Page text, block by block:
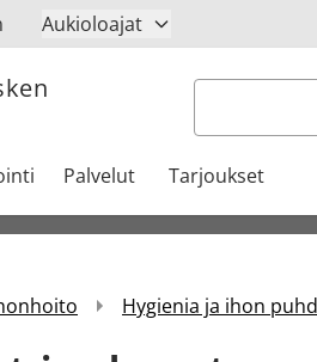
Aukioloajat
Haku
Palvelut Tarjoukset
Hygienia ja ihon